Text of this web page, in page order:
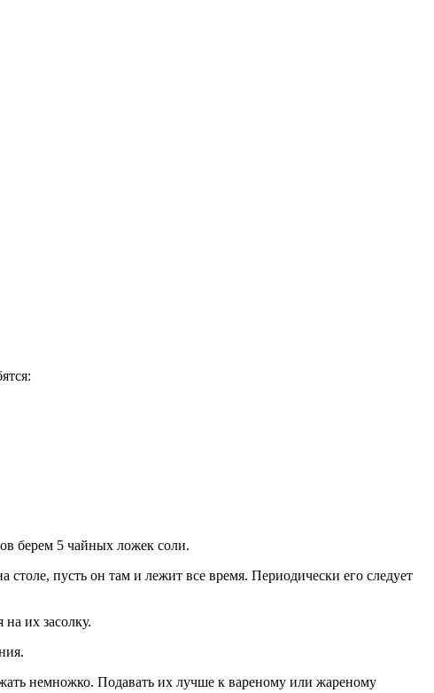
берем 5 чайных ложек соли.
пусть он там и лежит все время. Периодически его следует
их засолку.
немножко. Подавать их лучше к вареному или жареному